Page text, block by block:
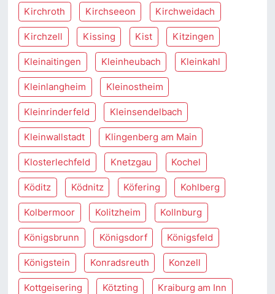
Kirchroth Kirchseeon Kirchweidach
Kirchzell Kissing Kist Kitzingen
Kleinaitingen Kleinheubach Kleinkahl
Kleinlangheim Kleinostheim
Kleinrinderfeld Kleinsendelbach
Kleinwallstadt Klingenberg am Main
Klosterlechfeld Knetzgau Kochel
Köditz Ködnitz Köfering Kohlberg
Kolbermoor Kolitzheim Kollnburg
Königsbrunn Königsdorf Königsfeld
Königstein Konradsreuth Konzell
Kottgeisering Kötzting Kraiburg am Inn